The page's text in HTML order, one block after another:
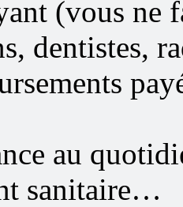
(vous ne
dentistes,
au
sanitaire…